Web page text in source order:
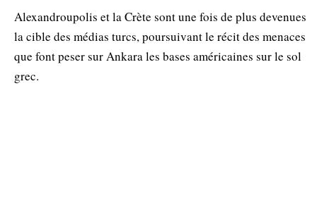
Alexandroupolis et la Crète sont une fois de plus devenues
la cible des médias turcs, poursuivant le récit des menaces
que font peser sur Ankara les bases américaines sur le sol
grec.